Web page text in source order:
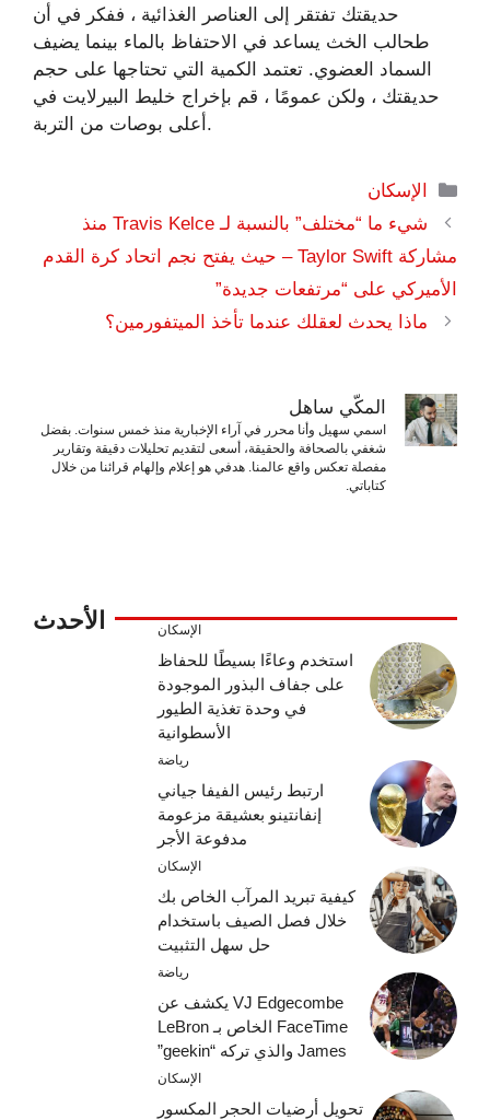
حديقتك تفتقر إلى العناصر الغذائية ، ففكر في أن
طحالب الخث يساعد في الاحتفاظ بالماء بينما يضيف
السماد العضوي. تعتمد الكمية التي تحتاجها على حجم
حديقتك ، ولكن عمومًا ، قم بإخراج خليط البيرلايت في
أعلى بوصات من التربة.
التصنيفات
الإسكان
شيء ما “مختلف” بالنسبة لـ Travis Kelce منذ
مشاركة Taylor Swift – حيث يفتح نجم اتحاد كرة القدم
الأميركي على “مرتفعات جديدة”
ماذا يحدث لعقلك عندما تأخذ الميتفورمين؟
المكّي ساهل
اسمي سهيل وأنا محرر في آراء الإخبارية منذ خمس سنوات. بفضل
شغفي بالصحافة والحقيقة، أسعى لتقديم تحليلات دقيقة وتقارير
مفصلة تعكس واقع عالمنا. هدفي هو إعلام وإلهام قرائنا من خلال
كتاباتي.
الأحدث الإسكان
استخدم وعاءًا بسيطًا للحفاظ
على جفاف البذور الموجودة
في وحدة تغذية الطيور
الأسطوانية
رياضة
ارتبط رئيس الفيفا جياني
إنفانتينو بعشيقة مزعومة
مدفوعة الأجر
الإسكان
كيفية تبريد المرآب الخاص بك
خلال فصل الصيف باستخدام
حل سهل التثبيت
رياضة
VJ Edgecombe يكشف عن
FaceTime الخاص بـ LeBron
James والذي تركه “geekin”
الإسكان
تحويل أرضيات الحجر المكسور